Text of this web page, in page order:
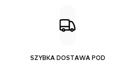
SZYBKA DOSTAWA POD